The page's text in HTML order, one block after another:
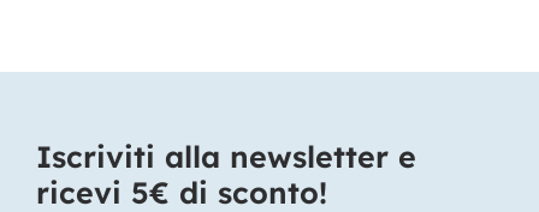
Iscriviti alla newsletter e
ricevi 5€ di sconto!​